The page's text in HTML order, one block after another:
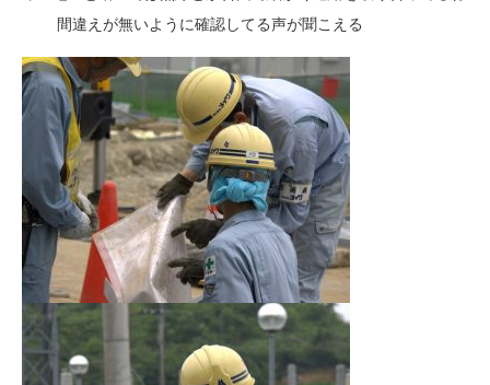
間違えが無いように確認してる声が聞こえる